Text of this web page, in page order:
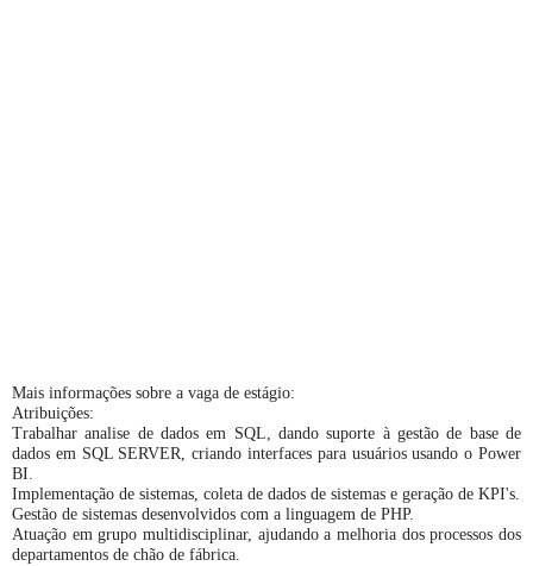
Mais informações sobre a vaga de estágio:
Atribuições:
Trabalhar analise de dados em SQL, dando suporte à gestão de base de
dados em SQL SERVER, criando interfaces para usuários usando o Power
BI.
Implementação de sistemas, coleta de dados de sistemas e geração de KPI's.
Gestão de sistemas desenvolvidos com a linguagem de PHP.
Atuação em grupo multidisciplinar, ajudando a melhoria dos processos dos
departamentos de chão de fábrica.